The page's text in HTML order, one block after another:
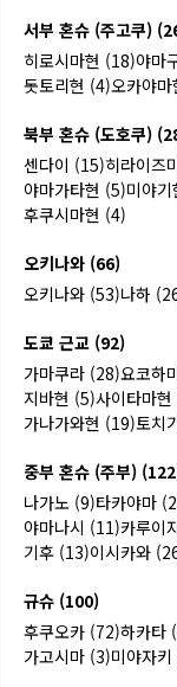
서부 혼슈 (주고쿠)
히로시마현 (18)야마
돗토리현 (4)오카야
북부 혼슈 (도호쿠)
센다이 (15)히라이즈
야마가타현 (5)미야
후쿠시마현 (4)
오키나와 (66)
오키나와 (53)나하
도쿄 근교 (92)
가마쿠라 (28)요코하
지바현 (5)사이타마
가나가와현 (19)토치
중부 혼슈 (주부)
나가노 (9)타카야마
야마나시 (11)카루이
기후 (13)이시카와
규슈 (100)
후쿠오카 (72)하카타
가고시마 (3)미야자